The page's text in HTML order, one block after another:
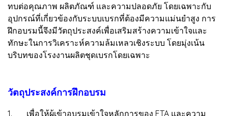
ทบต่อคุณภาพ ผลิตภัณฑ์ และความปลอดภัย โดยเฉพาะกับ
อุปกรณ์ที่เกี่ยวข้องกับระบบเบรกที่ต้องมีความแม่นยำสูง การ
ฝึกอบรมนี้จึงมีวัตถุประสงค์เพื่อเสริมสร้างความเข้าใจและ
ทักษะในการวิเคราะห์ความล้มเหลวเชิงระบบ โดยมุ่งเน้น
บริบทของโรงงานผลิตชุดเบรกโดยเฉพาะ
วัตถุประสงค์การฝึกอบรม
1. เพื่อให้ผู้เข้าอบรมเข้าใจหลักการของ FTA และความ